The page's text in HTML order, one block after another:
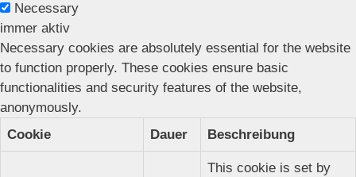
Necessary
immer aktiv
Necessary cookies are absolutely essential for the website
to function properly. These cookies ensure basic
functionalities and security features of the website,
anonymously.
Cookie
Dauer Beschreibung
This cookie is set by